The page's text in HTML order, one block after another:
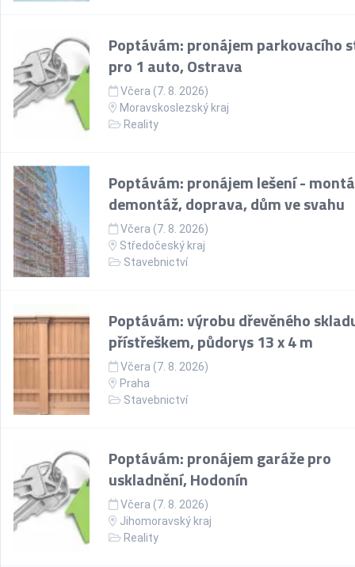
Poptávám: pronájem parkovacího
pro 1 auto, Ostrava
Včera (7. 8. 2026)
Moravskoslezský kraj
Reality
Poptávám: pronájem lešení -
demontáž, doprava, dům ve svahu
Včera (7. 8. 2026)
Středočeský kraj
Stavebnictví
Poptávám: výrobu dřevěného
přístřeškem, půdorys 13 x 4 m
Včera (7. 8. 2026)
Praha
Stavebnictví
Poptávám: pronájem garáže pro
uskladnění, Hodonín
Včera (7. 8. 2026)
Jihomoravský kraj
Reality